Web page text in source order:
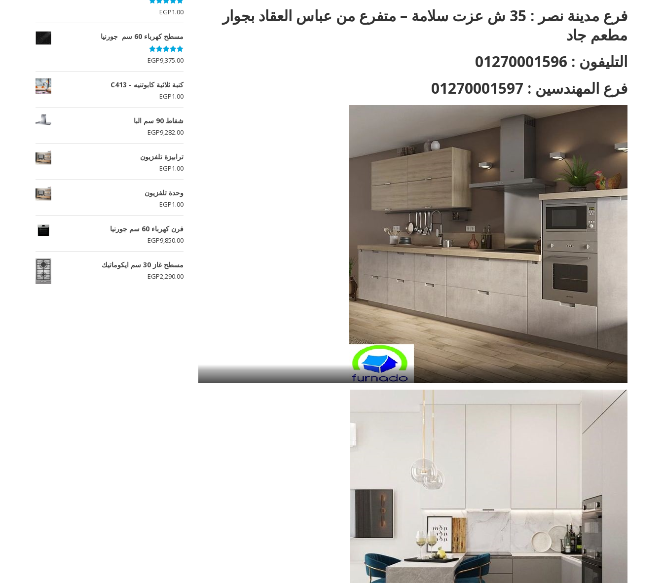
فرع مدينة نصر : 35 ش عزت سلامة – متفرع من عباس العقاد بجوار
مطعم جاد
التليفون : 01270001596
فرع المهندسين : 01270001597
تم التقييم
5.00
من 5
EGP1.00
مسطح كهرباء 60 سم جورنيا
تم التقييم
5.00 من 5EGP9,375.00
كنبة ثلاثية كابوتنيه - C413
EGP1.00
شفاط 90 سم البا
EGP9,282.00
ترابيزة تلفزيون
EGP1.00
وحدة تلفزيون
EGP1.00
فرن كهرباء 60 سم جورنيا
EGP9,850.00
مسطح غاز 30 سم ايكوماتيك
EGP2,290.00